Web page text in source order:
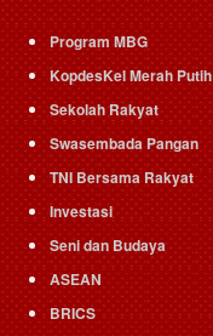
Program MBG
KopdesKel Merah Putih
Sekolah Rakyat
Swasembada Pangan
TNI Bersama Rakyat
Investasi
Seni dan Budaya
ASEAN
BRICS